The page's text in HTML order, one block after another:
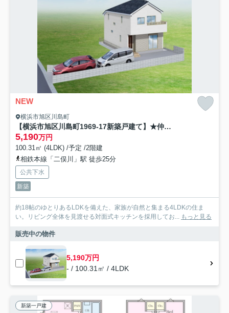
NEW
横浜市旭区川島町
【横浜市旭区川島町1969-17新築戸建て】★仲介手数料無料★（本宿小学校・本宿中学校）
5,190万円
100.31㎡ (4LDK) /予定 /2階建
相鉄本線「二俣川」駅 徒歩25分
公共下水
新築
約18帖のゆとりあるLDKを備えた、家族が自然と集まる4LDKの住ま
い。リビング全体を見渡せる対面式キッチンを採用してお... もっと見る
販売中の物件
5,190万円
- / 100.31㎡ / 4LDK
新築一戸建